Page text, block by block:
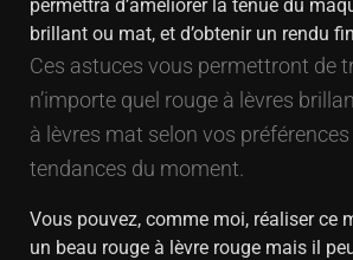
permettra d’améliorer la tenue du
brillant ou mat, et d’obtenir un rendu
Ces astuces vous permettront de
n’importe quel rouge à lèvres
à lèvres mat selon vos préférences
tendances du moment.
Vous pouvez, comme moi, réaliser ce
un beau rouge à lèvre rouge mais il